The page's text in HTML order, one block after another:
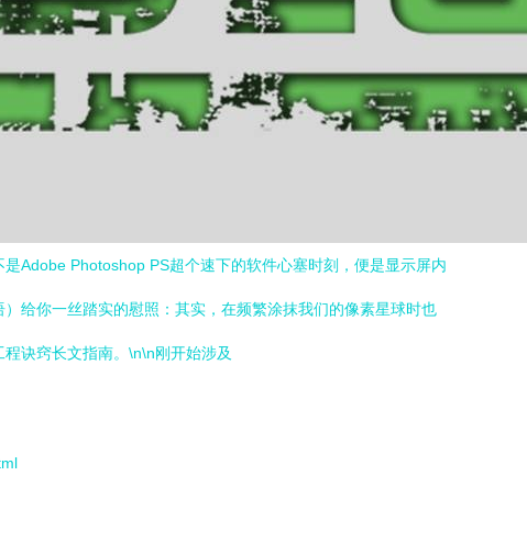
Adobe Photoshop PS超个速下的软件心塞时刻，便是显示屏内
给你一丝踏实的慰照：其实，在频繁涂抹我们的像素星球时也
诀窍长文指南。\n\n刚开始涉及